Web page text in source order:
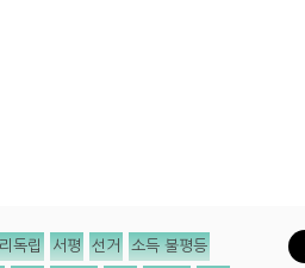
독립 서평 선거 소득 불평등